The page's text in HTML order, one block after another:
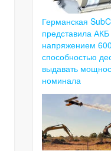
Германская
представила
напряжением
способностью
выдавать
номинала